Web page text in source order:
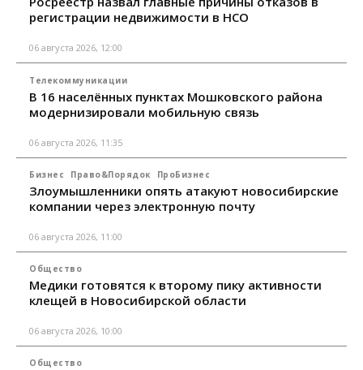
регистрации недвижимости в НСО
06 августа 2026, 12:00
Телекоммуникации
В 16 населённых пунктах Мошковского района
модернизировали мобильную связь
06 августа 2026, 11:35
Бизнес Право&Порядок ПроБизнес
Злоумышленники опять атакуют новосибирские
компании через электронную почту
06 августа 2026, 11:00
Общество
Медики готовятся к второму пику активности
клещей в Новосибирской области
06 августа 2026, 10:00
Общество